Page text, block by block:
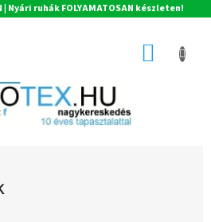
Nyári ruhák FOLYAMATOSAN készleten!
KOSÁR